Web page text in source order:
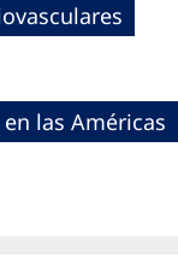
en las Américas